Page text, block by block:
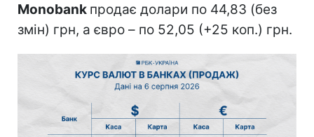
Monobank продає долари по 44,83 (без
змін) грн, а євро – по 52,05 (+25 коп.) грн.